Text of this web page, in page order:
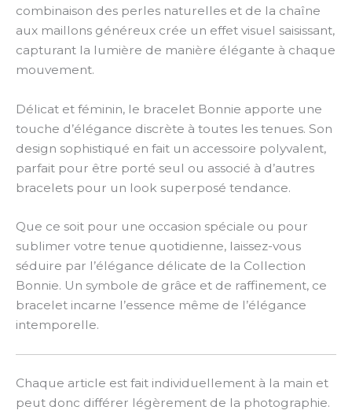
combinaison des perles naturelles et de la chaîne
aux maillons généreux crée un effet visuel saisissant,
capturant la lumière de manière élégante à chaque
mouvement.
Délicat et féminin, le bracelet Bonnie apporte une
touche d’élégance discrète à toutes les tenues. Son
design sophistiqué en fait un accessoire polyvalent,
parfait pour être porté seul ou associé à d’autres
bracelets pour un look superposé tendance.
Que ce soit pour une occasion spéciale ou pour
sublimer votre tenue quotidienne, laissez-vous
séduire par l’élégance délicate de la Collection
Bonnie. Un symbole de grâce et de raffinement, ce
bracelet incarne l’essence même de l’élégance
intemporelle.
Chaque article est fait individuellement à la main et
peut donc différer légèrement de la photographie.